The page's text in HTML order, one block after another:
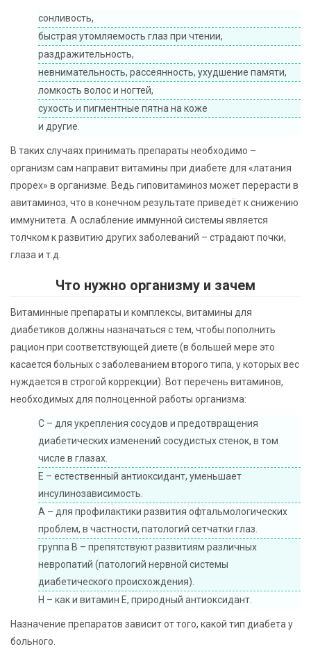
сонливость,
быстрая утомляемость глаз при чтении,
раздражительность,
невнимательность, рассеянность, ухудшение памяти,
ломкость волос и ногтей,
сухость и пигментные пятна на коже
и другие.
В таких случаях принимать препараты необходимо –
организм сам направит витамины при диабете для «латания
прорех» в организме. Ведь гиповитаминоз может перерасти в
авитаминоз, что в конечном результате приведёт к снижению
иммунитета. А ослабление иммунной системы является
толчком к развитию других заболеваний – страдают почки,
глаза и т.д.
Что нужно организму и зачем
Витаминные препараты и комплексы, витамины для
диабетиков должны назначаться с тем, чтобы пополнить
рацион при соответствующей диете (в большей мере это
касается больных с заболеванием второго типа, у которых вес
нуждается в строгой коррекции). Вот перечень витаминов,
необходимых для полноценной работы организма:
С – для укрепления сосудов и предотвращения
диабетических изменений сосудистых стенок, в том
числе в глазах.
Е – естественный антиоксидант, уменьшает
инсулинозависимость.
А – для профилактики развития офтальмологических
проблем, в частности, патологий сетчатки глаз.
группа В – препятствуют развитиям различных
невропатий (патологий нервной системы
диабетического происхождения).
H – как и витамин Е, природный антиоксидант.
Назначение препаратов зависит от того, какой тип диабета у
больного.